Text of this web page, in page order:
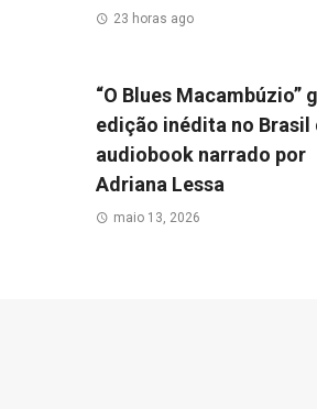
23 horas ago
“O Blues Macambúzio”
edição inédita no Brasil
audiobook narrado por
Adriana Lessa
maio 13, 2026